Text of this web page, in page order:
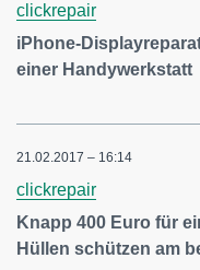
clickrepair
iPhone-
einer Handywerkstatt
21.02.2017 – 16:14
clickrepair
Knapp 400 Euro für
Hüllen schützen am